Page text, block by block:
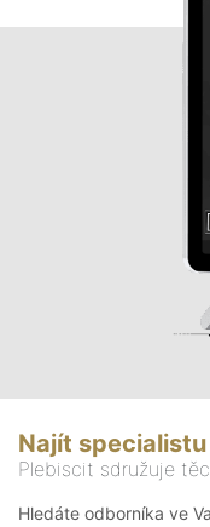
Najít specialistu
Plebiscit sdružuje
Hledáte odborníka ve